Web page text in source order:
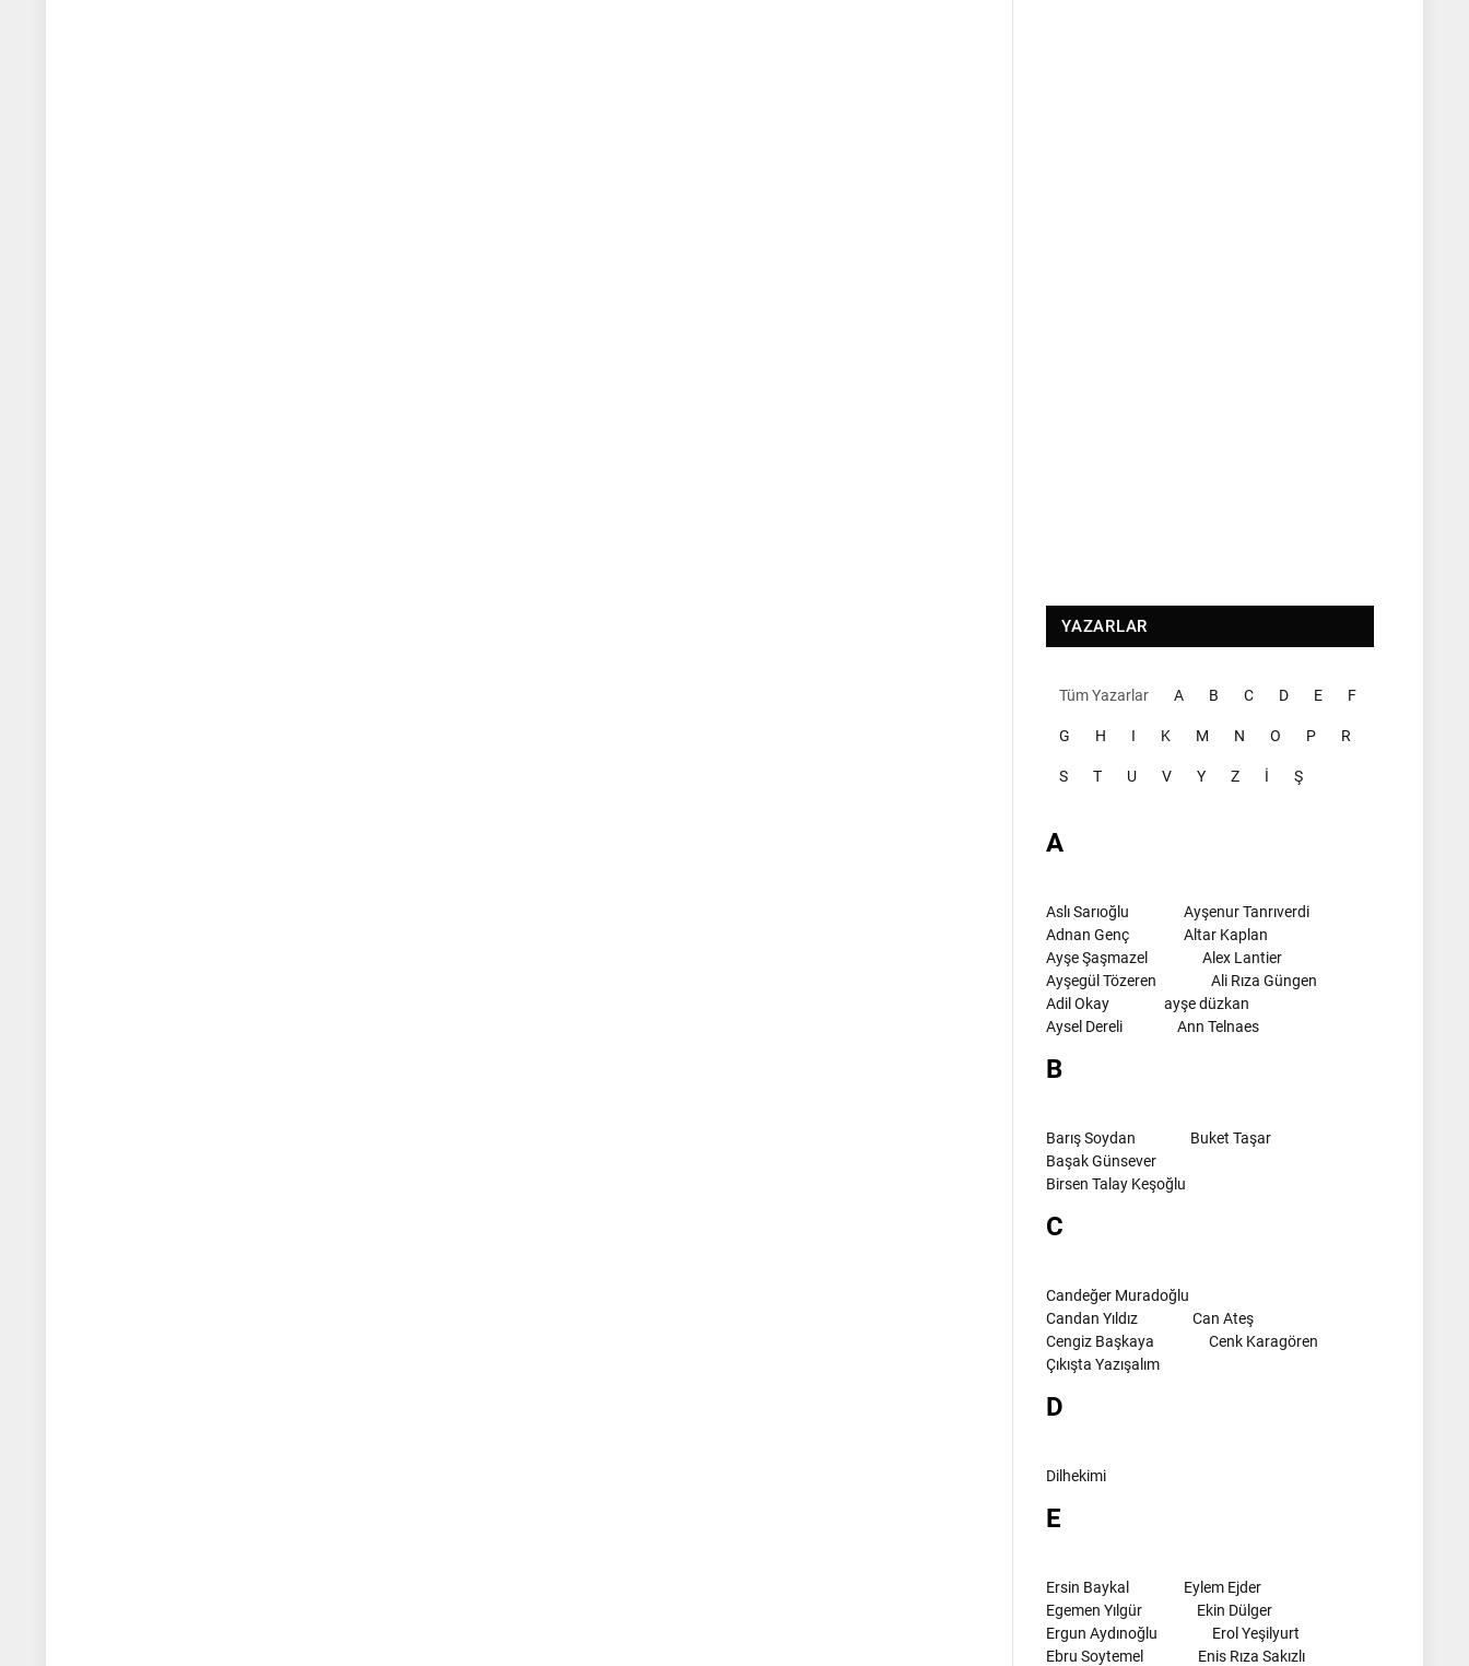
YAZARLAR
Tüm Yazarlar A B C D E F
G H I K M N O P R
S T U V Y Z İ Ş
A
Aslı Sarıoğlu
Ayşenur Tanrıverdi
Adnan Genç
Altar Kaplan
Ayşe Şaşmazel
Alex Lantier
Ayşegül Tözeren
Ali Rıza Güngen
Adil Okay
ayşe düzkan
Aysel Dereli
Ann Telnaes
B
Barış Soydan
Buket Taşar
Başak Günsever
Birsen Talay Keşoğlu
C
Candeğer Muradoğlu
Candan Yıldız
Can Ateş
Cengiz Başkaya
Cenk Karagören
Çıkışta Yazışalım
D
Dilhekimi
E
Ersin Baykal
Eylem Ejder
Egemen Yılgür
Ekin Dülger
Ergun Aydınoğlu
Erol Yeşilyurt
Ebru Soytemel
Enis Rıza Sakızlı